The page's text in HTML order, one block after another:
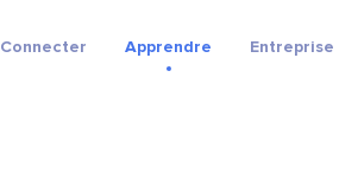
Connecter Apprendre Entreprise